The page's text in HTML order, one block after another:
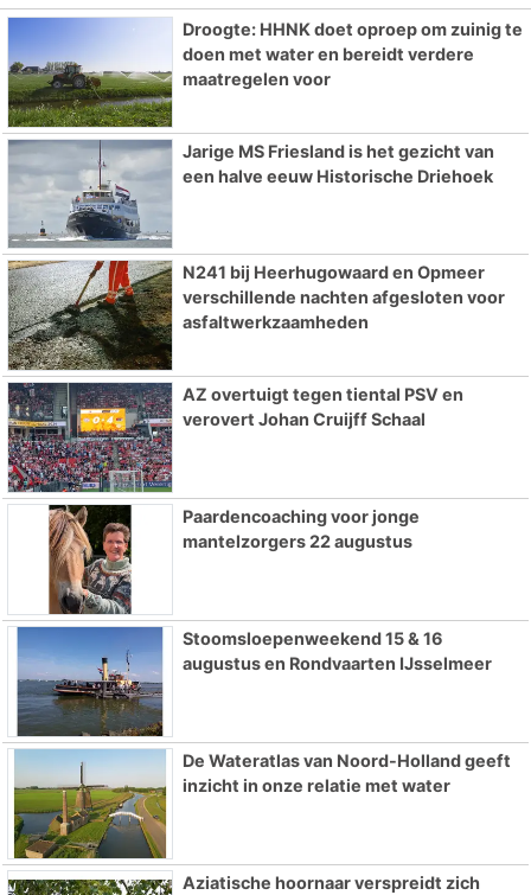
Droogte: HHNK doet oproep om zuinig te
doen met water en bereidt verdere
maatregelen voor
Jarige MS Friesland is het gezicht van
een halve eeuw Historische Driehoek
N241 bij Heerhugowaard en Opmeer
verschillende nachten afgesloten voor
asfaltwerkzaamheden
AZ overtuigt tegen tiental PSV en
verovert Johan Cruijff Schaal
Paardencoaching voor jonge
mantelzorgers 22 augustus
Stoomsloepenweekend 15 & 16
augustus en Rondvaarten IJsselmeer
De Wateratlas van Noord-Holland geeft
inzicht in onze relatie met water
Aziatische hoornaar verspreidt zich